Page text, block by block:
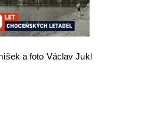
a foto Václav Jukl